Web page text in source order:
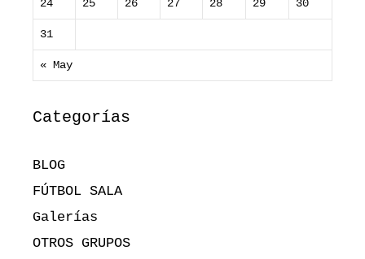
« May
24 25 26 27 28 29 30
31
Categorías
BLOG
FÚTBOL SALA
Galerías
OTROS GRUPOS